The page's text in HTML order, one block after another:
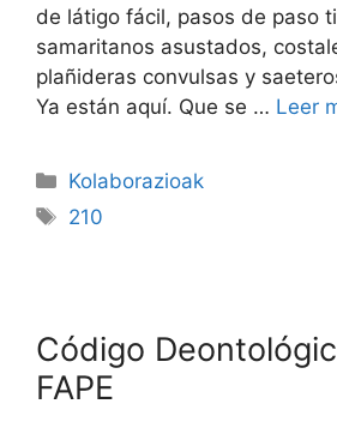
de látigo fácil, pasos de paso
samaritanos asustados,
plañideras convulsas y
Ya están aquí. Que se … Leer
Kolaborazioak
210
Código
FAPE